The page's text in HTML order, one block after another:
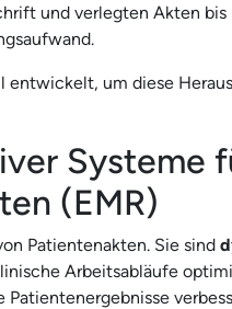
und verlegten Akten bis
entwickelt, um diese
Systeme
(EMR)
Patientenakten. Sie sind
Arbeitsabläufe